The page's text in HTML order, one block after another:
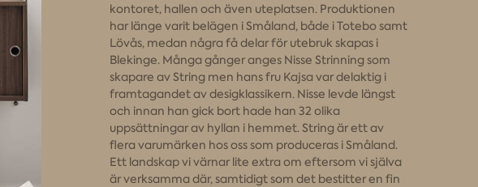
kontoret, hallen och även uteplatsen. Produktionen
har länge varit belägen i Småland, både i Totebo samt
Lövås, medan några få delar för utebruk skapas i
Blekinge. Många gånger anges Nisse Strinning som
skapare av String men hans fru Kajsa var delaktig i
framtagandet av desigklassikern. Nisse levde längst
och innan han gick bort hade han 32 olika
uppsättningar av hyllan i hemmet. String är ett av
flera varumärken hos oss som produceras i Småland.
Ett landskap vi värnar lite extra om eftersom vi själva
är verksamma där, samtidigt som det bestitter en fin